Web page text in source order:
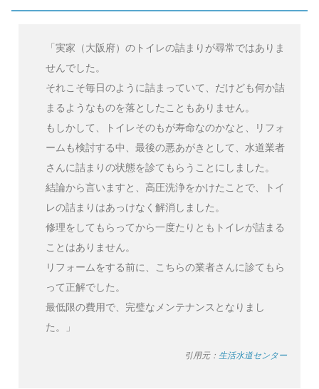
「実家（大阪府）のトイレの詰まりが尋常ではありま
せんでした。
それこそ毎日のように詰まっていて、だけども何か詰
まるようなものを落としたこともありません。
もしかして、トイレそのもが寿命なのかなと、リフォ
ームも検討する中、最後の悪あがきとして、水道業者
さんに詰まりの状態を診てもらうことにしました。
結論から言いますと、高圧洗浄をかけたことで、トイ
レの詰まりはあっけなく解消しました。
修理をしてもらってから一度たりともトイレが詰まる
ことはありません。
リフォームをする前に、こちらの業者さんに診てもら
って正解でした。
最低限の費用で、完璧なメンテナンスとなりまし
た。」
引用元： 生活水道センター